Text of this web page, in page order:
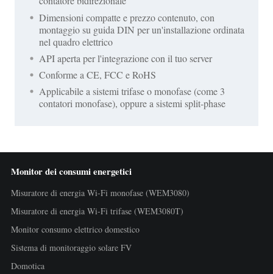
Dimensioni compatte e prezzo contenuto, con
montaggio su guida DIN per un'installazione ordinata
nel quadro elettrico
API aperta per l'integrazione con il tuo server
Conforme a CE, FCC e RoHS
Applicabile a sistemi trifase o monofase (come 3
contatori monofase), oppure a sistemi split-phase
Monitor dei consumi energetici
Misuratore di energia Wi-Fi monofase (WEM3080)
Misuratore di energia Wi-Fi trifase (WEM3080T)
Monitor consumo elettrico domestico
Sistema di monitoraggio solare FV
Domotica